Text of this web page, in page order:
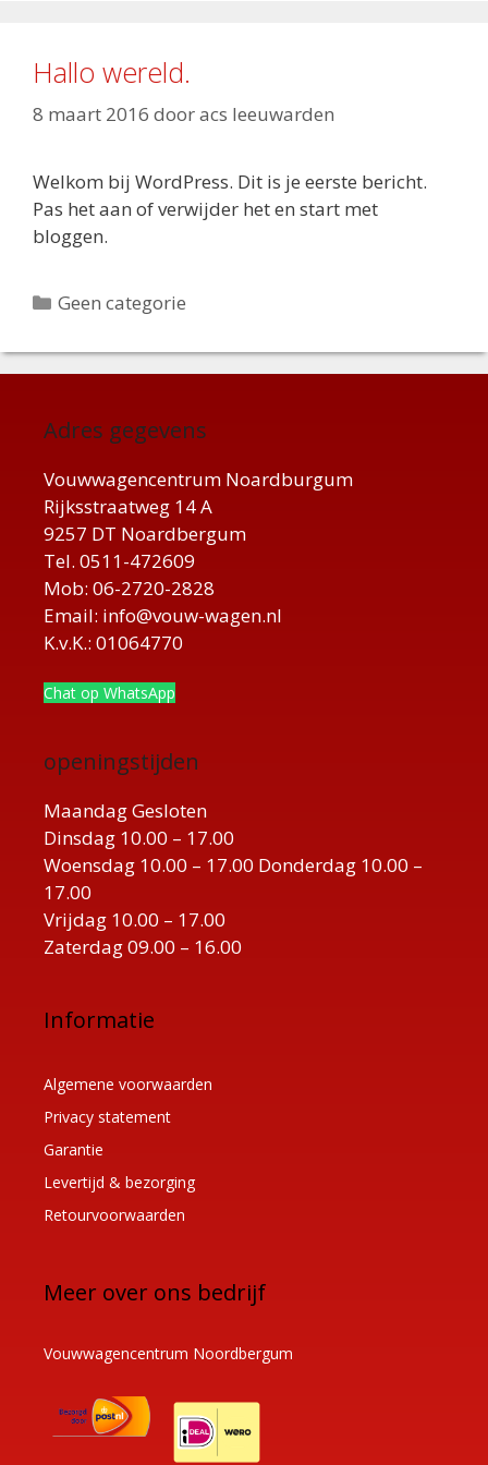
Hallo wereld.
8 maart 2016 dooracs leeuwarden
Welkom bij WordPress. Dit is je eerste bericht.
Pas het aan of verwijder het en start met
bloggen.
Categorieën
Geen categorie
Adres gegevens
Vouwwagencentrum Noardburgum
Rijksstraatweg 14 A
9257 DT Noardbergum
Tel. 0511-472609
Mob: 06-2720-2828
Email: info@vouw-wagen.nl
K.v.K.: 01064770
Chat op WhatsApp
openingstijden
Maandag Gesloten
Dinsdag 10.00 – 17.00
Woensdag 10.00 – 17.00 Donderdag 10.00 –
17.00
Vrijdag 10.00 – 17.00
Zaterdag 09.00 – 16.00
Informatie
Algemene voorwaarden
Privacy statement
Garantie
Levertijd & bezorging
Retourvoorwaarden
Meer over ons bedrijf
Vouwwagencentrum Noordbergum